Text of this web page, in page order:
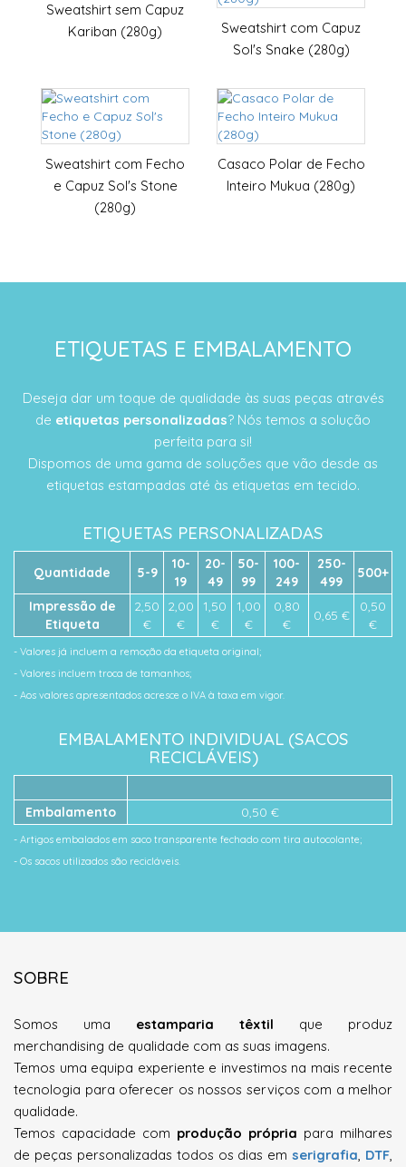
Sweatshirt sem Capuz
Kariban (280g)
Sweatshirt com Capuz
Sol's Snake (280g)
Sweatshirt com Fecho
e Capuz Sol's Stone
(280g)
Casaco Polar de Fecho
Inteiro Mukua (280g)
ETIQUETAS E EMBALAMENTO
Deseja dar um toque de qualidade às suas peças através
de etiquetas personalizadas? Nós temos a solução
perfeita para si!
Dispomos de uma gama de soluções que vão desde as
etiquetas estampadas até às etiquetas em tecido.
ETIQUETAS PERSONALIZADAS
Quantidade 5-9
10-
19
20-
49
50-
99
100-
249
250-
499
500+
Impressão de
Etiqueta
2,50
€
2,00
€
1,50
€
1,00
€
0,80
€
0,65 €
0,50
€
- Valores já incluem a remoção da etiqueta original;
- Valores incluem troca de tamanhos;
- Aos valores apresentados acresce o IVA à taxa em vigor.
EMBALAMENTO INDIVIDUAL (SACOS
RECICLÁVEIS)
Embalamento 0,50 €
- Artigos embalados em saco transparente fechado com tira autocolante;
- Os sacos utilizados são recicláveis.
SOBRE
Somos uma estamparia têxtil que produz
merchandising de qualidade com as suas imagens.
Temos uma equipa experiente e investimos na mais recente
tecnologia para oferecer os nossos serviços com a melhor
qualidade.
Temos capacidade com produção própria para milhares
de peças personalizadas todos os dias emserigrafia, DTF,